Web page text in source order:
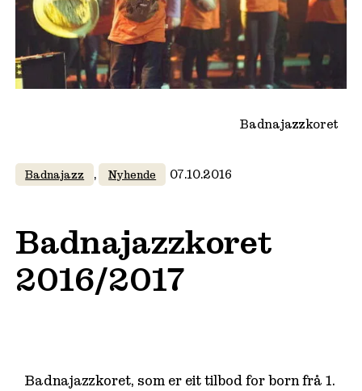
Badnajazzkoret
Badnajazz , Nyhende 07.10.2016
Badnajazzkoret
2016/2017
Badnajazzkoret, som er eit tilbod for born frå 1.